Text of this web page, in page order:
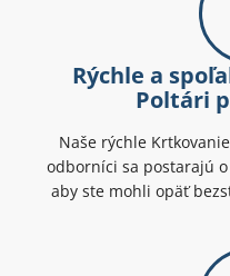
Rýchle a
Poltári
Naše rýchle
odborníci sa postarajú
aby ste mohli opäť